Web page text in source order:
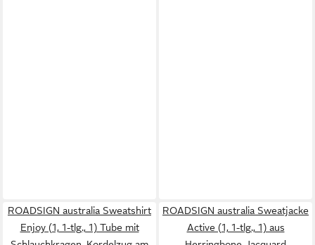
ROADSIGN australia Sweatshirt
Enjoy (1, 1-tlg., 1) Tube mit
ROADSIGN australia Sweatjacke
Active (1, 1-tlg., 1) aus